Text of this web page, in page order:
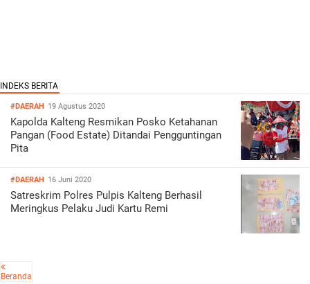
#DAERAH 19 Agustus 2020
Kapolda Kalteng Resmikan Posko Ketahanan
Pangan (Food Estate) Ditandai Pengguntingan
Pita
#DAERAH 16 Juni 2020
Satreskrim Polres Pulpis Kalteng Berhasil
Meringkus Pelaku Judi Kartu Remi
Beranda